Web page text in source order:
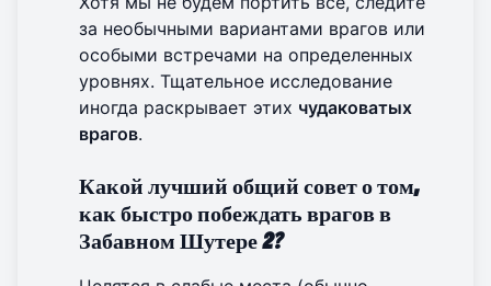
за необычными вариантами врагов или
особыми встречами на определенных
уровнях. Тщательное исследование
иногда раскрывает этих чудаковатых
врагов.
Какой лучший общий совет о том,
как быстро побеждать врагов в
Забавном Шутере 2?